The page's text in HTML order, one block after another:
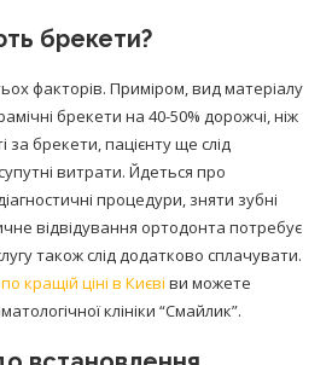
брекети?
факторів. Приміром, вид матеріалу
брекети на 40-50% дорожчі, ніж
за брекети, пацієнту ще слід
витрати. Йдеться про
процедури, зняти зубні
відвідування ортодонта потребує
також слід додатково сплачувати.
кращій ціні в Києві ви можете
клініки “Смайлик”.